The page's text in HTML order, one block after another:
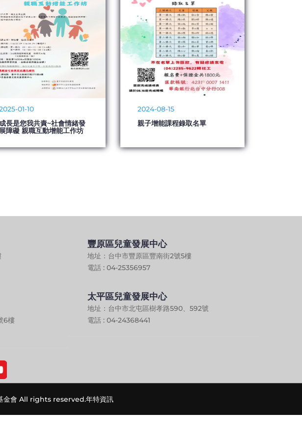
01-10
長是您我共責~社會情緒發
展障礙 親職互動增能工作坊
2024-08-15
親子增能課程錄取名單
6樓
豐原區兒童發展中心
地址：台中市豐原區豐南街2號5樓
電話 : 04-25356957
太平區兒童發展中心
地址：台中市北屯區樹孝路590、592號
電話 : 04-24368441
金會 All rights reserved.年特資訊